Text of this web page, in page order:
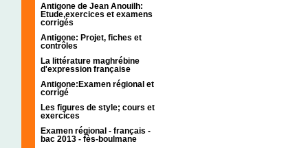
Antigone de Jean Anouilh:
Etude,exercices et examens
corrigés
Antigone: Projet, fiches et
contrôles
La littérature maghrébine
d'expression française
Antigone:Examen régional et
corrigé
Les figures de style; cours et
exercices
Examen régional - français -
bac 2013 - fès-boulmane